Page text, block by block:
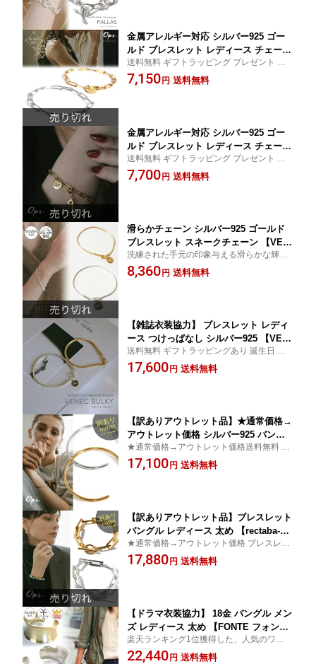
金属アレルギー対応 シルバー925 ゴー
ルド ブレスレット レディース チェーン
【Ronoel ロノエル】 18K仕上げ チェー
ンブレスレット 鎖 留め具 シルバー925
送料無料 ギフトラッピング プレゼント ギ
フト シルバー 金属アレルギー対応 silver92
5 k18 18金
7,150 円 送料無料
金属アレルギー対応 シルバー925 ゴー
ルド ブレスレット レディース チェーン
【Ronoel ロノエル】 18K仕上げ チェー
ンブレスレット 鎖 留め具 シルバー925
送料無料 ギフトラッピング プレゼント ギ
フト シルバー 金属アレルギー対応 silver92
5 k18 18金
7,700 円 送料無料
滑らかチェーン シルバー925 ゴールド
ブレスレット スネークチェーン 【VEN
EC ベネックブレスレット】 18K仕上げ
シルバー ジュエリー レディース 細め
洗練された手元の印象与える滑らかな輝き
のスネークチェーン。ブランドロゴタグが
ワンポイントの女っぷり上がるシルバー92
8,360 円 送料無料
【雑誌衣装協力】 ブレスレット レディ
ース つけっぱなし シルバー925 【VEN
EC BULKY べネックバルキー】 シルバ
ー ブレスレット 18金仕上げ ゴールド
送料無料 ギフトラッピングあり 誕生日 プ
レゼント ギフト 金属アレルギー silver925
18金仕上げ
17,600 円 送料無料
【訳ありアウトレット品】★通常価格→
アウトレット価格 シルバー925 バング
ル 【ladier ラディエール】 silver925 1
8金仕上げ レディース ゴールド 18K ス
★通常価格→アウトレット価格送料無料 誕
生日 シルバー ピンクゴールド ゴールド ブ
レスレット カフ クラシック シルバー925 9
17,100 円 送料無料
【訳ありアウトレット品】ブレスレット
バングル レディース 太め 【rectaba-br
レクタナ】 金属アレルギー対応 シルバ
ー925 ゴールド ブレスレット 18k仕上げ
★通常価格→アウトレット価格 ブレスレッ
ト バングル レディース 太め ギフト プレゼ
ント ブレスレット バングル レディース ジ
17,880 円 送料無料
【ドラマ衣装協力】 18金 バングル メン
ズ レディース 太め 【FONTE フォン
テ】 ワイドカフ バングル ドラマ 衣装
レディース シルバー ジュエリー レディ
楽天ランキング1位獲得した、人気のワイド
バングル。メンズライクでありながら、繊
22,440 円 送料無料